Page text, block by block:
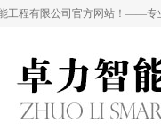
工程有限公司官方网站！——专